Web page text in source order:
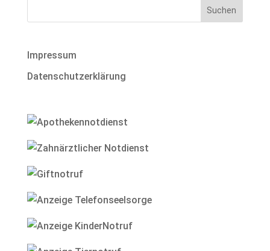
Impressum
Datenschutzerklärung